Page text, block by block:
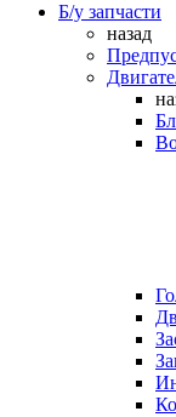
Б/у запчасти
назад